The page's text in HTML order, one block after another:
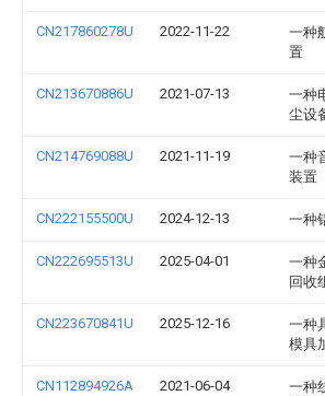
CN217860278U 2022-11-22
一种
置
CN213670886U 2021-07-13
一种
尘设
CN214769088U 2021-11-19
一种
装置
CN222155500U 2024-12-13 一种
CN222695513U 2025-04-01
一种
回收
CN223670841U 2025-12-16
一种
模具
CN112894926A 2021-06-04
一种